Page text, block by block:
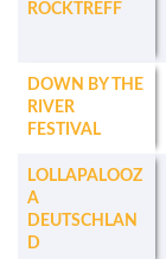
ROCKTREFF
DOWN BY THE
RIVER
FESTIVAL
LOLLAPALOOZ
A
DEUTSCHLAN
D